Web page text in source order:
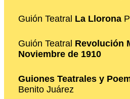
Guión Teatral La Llorona
Guión Teatral Revolución
Noviembre de 1910
Guiones Teatrales y
Benito Juárez